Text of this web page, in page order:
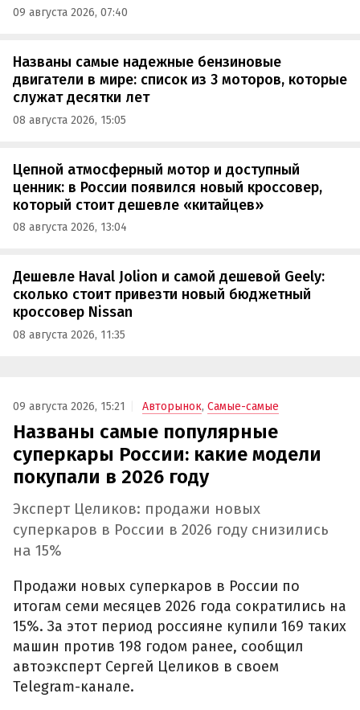
09 августа 2026, 07:40
Названы самые надежные бензиновые
двигатели в мире: список из 3 моторов, которые
служат десятки лет
08 августа 2026, 15:05
Цепной атмосферный мотор и доступный
ценник: в России появился новый кроссовер,
который стоит дешевле «китайцев»
08 августа 2026, 13:04
Дешевле Haval Jolion и самой дешевой Geely:
сколько стоит привезти новый бюджетный
кроссовер Nissan
08 августа 2026, 11:35
09 августа 2026, 15:21 Авторынок, Самые-самые
Названы самые популярные
суперкары России: какие модели
покупали в 2026 году
Эксперт Целиков: продажи новых
суперкаров в России в 2026 году снизились
на 15%
Продажи новых суперкаров в России по
итогам семи месяцев 2026 года сократились на
15%. За этот период россияне купили 169 таких
машин против 198 годом ранее, сообщил
автоэксперт Сергей Целиков в своем
Telegram-канале.